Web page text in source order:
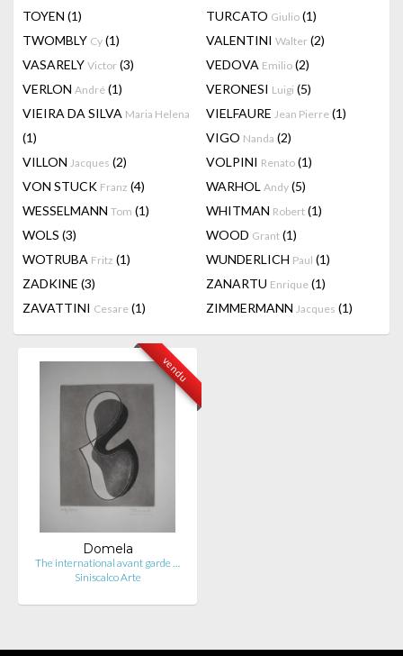
TOYEN (1) TURCATO Giulio (1)
TWOMBLY Cy (1) VALENTINI Walter (2)
VASARELY Victor (3) VEDOVA Emilio (2)
VERLON André (1) VERONESI Luigi (5)
VIEIRA DA SILVA Maria Helena
(1)
VIELFAURE Jean Pierre (1)
VIGO Nanda (2)
VILLON Jacques (2) VOLPINI Renato (1)
VON STUCK Franz (4) WARHOL Andy (5)
WESSELMANN Tom (1) WHITMAN Robert (1)
WOLS (3) WOOD Grant (1)
WOTRUBA Fritz (1) WUNDERLICH Paul (1)
ZADKINE (3) ZANARTU Enrique (1)
ZAVATTINI Cesare (1) ZIMMERMANN Jacques (1)
vendu
Domela
The international avant garde …
Siniscalco Arte